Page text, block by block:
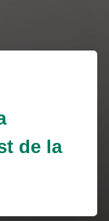
de la